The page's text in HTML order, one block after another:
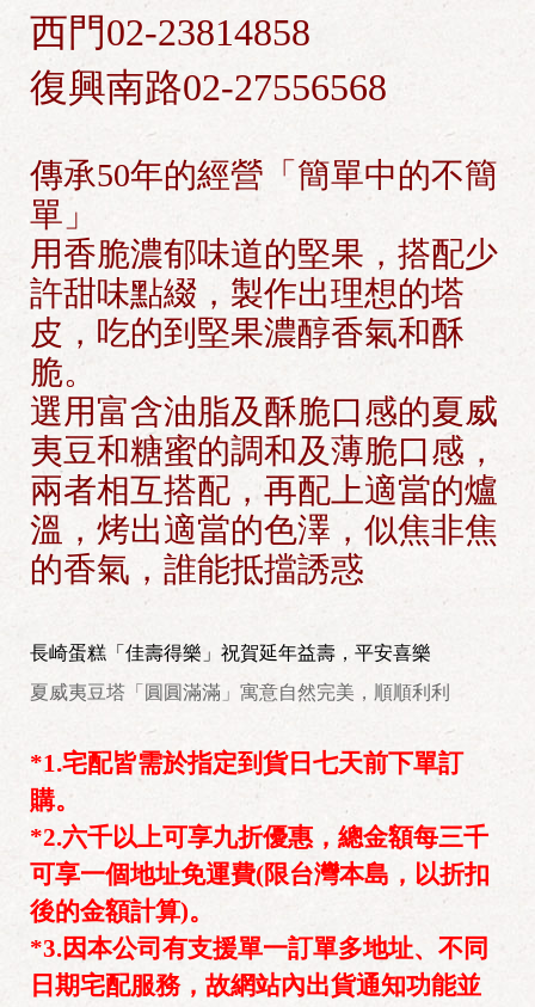
西門02-23814858
復興南路02-27556568
傳承50年的經營「簡單中的不簡
單」
用香脆濃郁味道的堅果，搭配少
許甜味點綴，製作出理想的塔
皮，吃的到堅果濃醇香氣和酥
脆。
選用富含油脂及酥脆口感的夏威
夷豆和糖蜜的調和及薄脆口感，
兩者相互搭配，再配上適當的爐
溫，烤出適當的色澤，似焦非焦
的香氣，誰能抵擋誘惑
長崎蛋糕「佳壽得樂」祝賀延年益壽，平安喜樂
夏威夷豆塔「圓圓滿滿」寓意自然完美，順順利利
*1.宅配皆需於指定到貨日七天前下單訂
購。
*2.六千以上可享九折優惠，總金額每三千
可享一個地址免運費(限台灣本島，以折扣
後的金額計算)。
*3.因本公司有支援單一訂單多地址、不同
日期宅配服務，故網站內出貨通知功能並